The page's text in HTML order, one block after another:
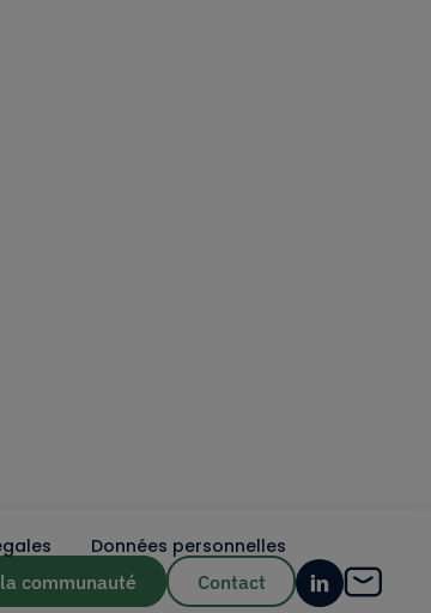
Données personnelles
communauté
Contact